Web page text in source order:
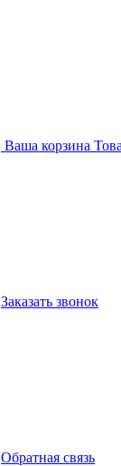
Ваша корзина
Заказать звонок
Обратная связь